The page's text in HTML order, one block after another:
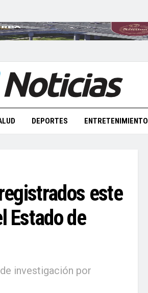
DEPORTES ENTRETENIMIENTO
este
Estado de
investigación por